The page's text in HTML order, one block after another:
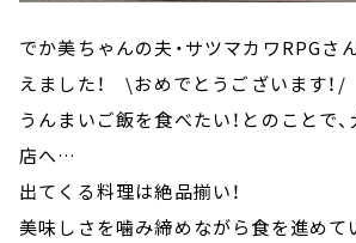
でか美ちゃんの夫・サツマカワRPGさ
えました！ \おめでとうございます！/
うんまいご飯を食べたい！とのことで
店へ…
出てくる料理は絶品揃い！
美味しさを噛み締めながら食を進めて